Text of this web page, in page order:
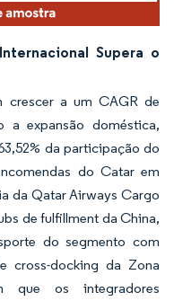
Supera o
crescer a um CAGR de
a expansão doméstica,
da participação do
do Catar em
da Qatar Airways Cargo
de fulfillment da China,
do segmento com
cross-docking da Zona
que os integradores